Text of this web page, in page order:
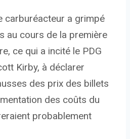
carburéacteur a grimpé
au cours de la première
ce qui a incité le PDG
Kirby, à déclarer
des prix des billets
des coûts du
probablement